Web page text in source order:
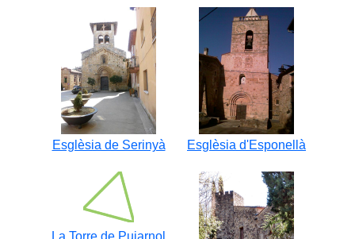
Esglèsia de Serinyà Esglèsia d'Esponellà
La Torre de Pujarnol